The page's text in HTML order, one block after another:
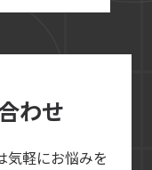
わせ
気軽にお悩みを